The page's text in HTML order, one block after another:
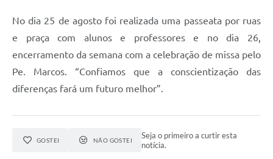
No dia 25 de agosto foi realizada uma passeata por ruas
e praça com alunos e professores e no dia 26,
encerramento da semana com a celebração de missa pelo
Pe. Marcos. “Confiamos que a conscientização das
diferenças fará um futuro melhor”.
GOSTEI NÃO GOSTEI
Seja o primeiro a curtir esta
notícia.